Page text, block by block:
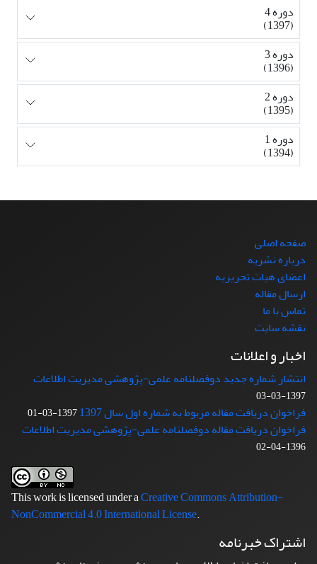
دوره 4
(1397)
دوره 3
(1396)
دوره 2
(1395)
دوره 1
(1394)
صفحه اصلی
درباره نشریه
اعضای هیات تحریریه
ارسال مقاله
تماس با ما
نقشه سایت
اخبار و اعلانات
انتشار شماره جدید دوفصلنامه علمی-پژوهشی مدیریت اطلاعات
1397-03-03
فراخوان دریافت مقاله مربوط به شماره اول سال 1397 1397-03-01
فراخوان دریافت مقاله دوفصلنامه علمی-پژوهشی مدیریت اطلاعات
1396-04-02
This work is licensed under aCreative Commons Attribution-
NonCommercial 4.0 International License.
اشتراک خبرنامه